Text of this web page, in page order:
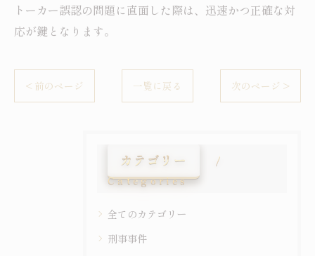
トーカー誤認の問題に直面した際は、迅速かつ正確な対
応が鍵となります。
< 前のページ 一覧に戻る 次のページ >
カテゴリー
Categories
全てのカテゴリー
刑事事件